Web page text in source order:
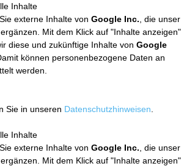
Inhalte
externe Inhalte von Google Inc. , die unser
Mit dem Klick auf "Inhalte anzeigen"
diese und zukünftige Inhalte von Google
können personenbezogene Daten an
werden.
Sie in unseren Datenschutzhinweisen
Inhalte
externe Inhalte von Google Inc. , die unser
Mit dem Klick auf "Inhalte anzeigen"